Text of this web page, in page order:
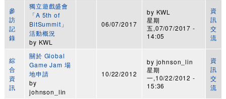
參
訪
記
錄
獨立遊戲盛會
「A 5th of
BitSummit」
活動概況
by KWL
06/07/2017
by KWL
星期
五,07/07/2017 -
14:05
資
訊
交
流
綜
合
資
訊
關於 Global
Game Jam 場
地申請
by
johnson_lin
10/22/2012
by johnson_lin
星期
一,10/22/2012 -
15:36
資
訊
交
流